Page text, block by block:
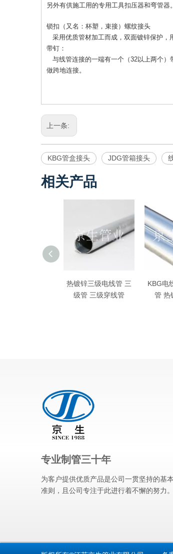
另外有供施工用的专用工具扣压器和弯管器。
锁扣（又名：杯塑，束接）螺纹接头
采用优质管材加工而成，双面镀锌保护，
带钉：
与线管连接的一端有一个（32以上两个）
做跨地连接。
上一条:
KBG管盒接头 JDG管箱接头
相关产品
热镀锌三级电线管 三
级管 三级穿线管
KBG电
管 热
专业制管三十年
为客户提供优质产品是公司一贯坚持的基本
准则，且公司专注于此进行着不懈的努力。